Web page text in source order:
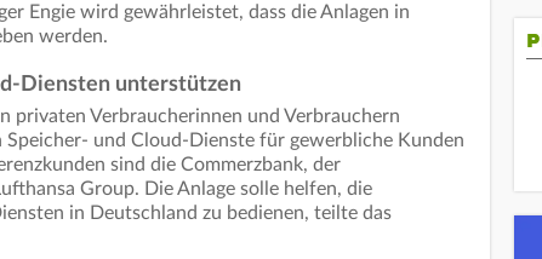
Engie wird gewährleistet, dass die Anlagen in
werden.
Diensten unterstützen
privaten Verbraucherinnen und Verbrauchern
und Cloud-Dienste für gewerbliche Kunden
sind die Commerzbank, der
Group. Die Anlage solle helfen, die
in Deutschland zu bedienen, teilte das